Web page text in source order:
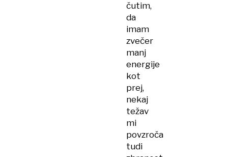
čutim,
da
imam
zvečer
manj
energije
kot
prej,
nekaj
težav
mi
povzroča
tudi